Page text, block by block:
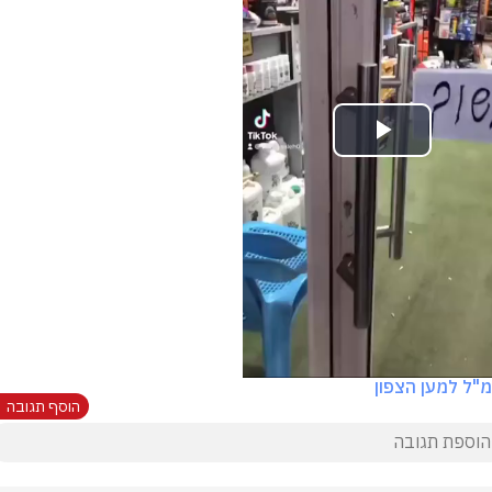
Play
Video
למען הצפון
הוסף תגובה